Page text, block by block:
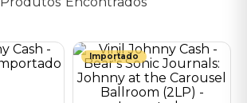
Importado